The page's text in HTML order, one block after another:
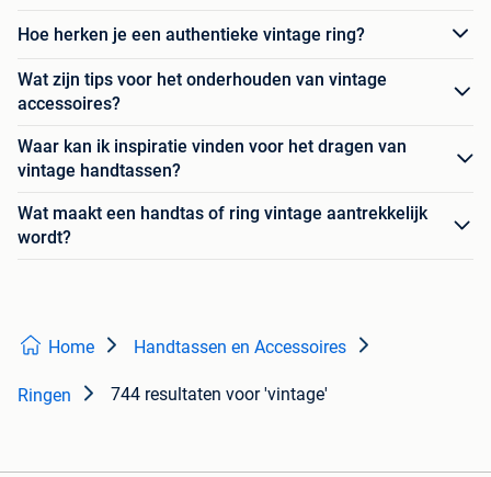
Hoe herken je een authentieke vintage ring?
Wat zijn tips voor het onderhouden van vintage
accessoires?
Waar kan ik inspiratie vinden voor het dragen van
vintage handtassen?
Wat maakt een handtas of ring vintage aantrekkelijk
wordt?
Home Handtassen en Accessoires
Ringen 744 resultaten voor 'vintage'